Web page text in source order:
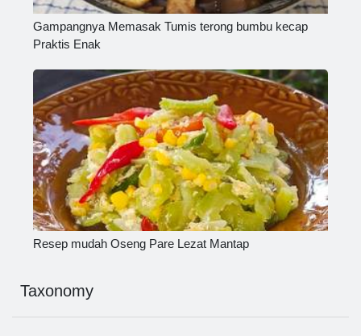
Gampangnya Memasak Tumis terong bumbu kecap
Praktis Enak
Resep mudah Oseng Pare Lezat Mantap
Taxonomy